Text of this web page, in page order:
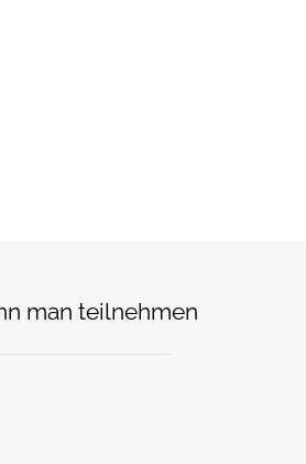
man teilnehmen